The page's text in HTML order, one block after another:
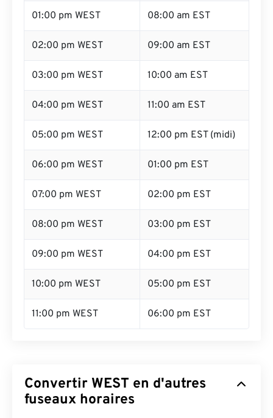
01:00 pm WEST 08:00 am EST
02:00 pm WEST 09:00 am EST
03:00 pm WEST 10:00 am EST
04:00 pm WEST 11:00 am EST
05:00 pm WEST 12:00 pm EST (midi)
06:00 pm WEST 01:00 pm EST
07:00 pm WEST 02:00 pm EST
08:00 pm WEST 03:00 pm EST
09:00 pm WEST 04:00 pm EST
10:00 pm WEST 05:00 pm EST
11:00 pm WEST 06:00 pm EST
Convertir WEST en d'autres
fuseaux horaires